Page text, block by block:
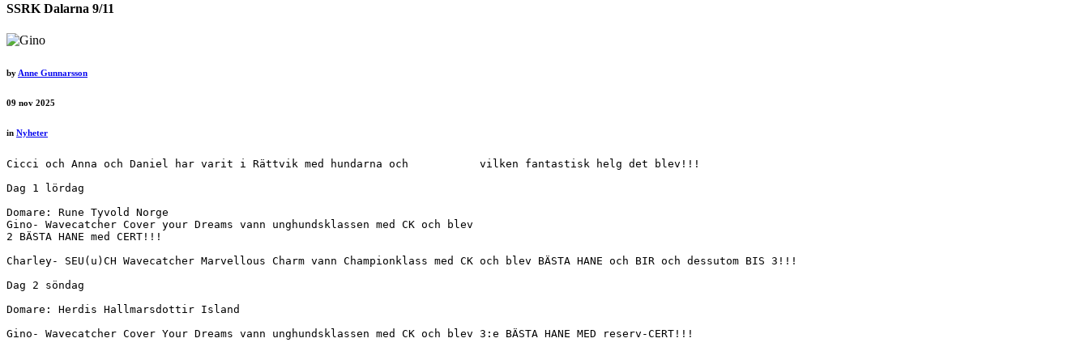
SSRK Dalarna 9/11
byAnne Gunnarsson
09 nov 2025
in Nyheter
Cicci och Anna och Daniel har varit i Rättvik med hundarna och           vilken fantastisk helg det blev!!!
Dag 1 lördag
Domare: Rune Tyvold Norge
Gino- Wavecatcher Cover your Dreams vann unghundsklassen med CK och blev
2 BÄSTA HANE med CERT!!!
Charley- SEU(u)CH Wavecatcher Marvellous Charm vann Championklass med CK och blev BÄSTA HANE och BIR och dessutom BIS 3!!!
Dag 2 söndag
Domare: Herdis Hallmarsdottir Island
Gino- Wavecatcher Cover Your Dreams vann unghundsklassen med CK och blev 3:e BÄSTA HANE MED reserv-CERT!!!